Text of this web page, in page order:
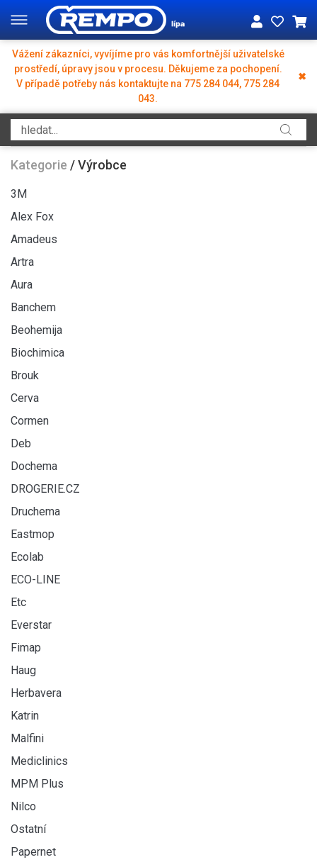
✖
Vážení zákazníci, vyvíjíme pro vás komfortnější uživatelské
prostředí, úpravy jsou v procesu. Děkujeme za pochopení.
V případě potřeby nás kontaktujte na 775 284 044, 775 284
043.
Kategorie /Výrobce
3M
Alex Fox
Amadeus
Artra
Aura
Banchem
Beohemija
Biochimica
Brouk
Cerva
Cormen
Deb
Dochema
DROGERIE.CZ
Druchema
Eastmop
Ecolab
ECO-LINE
Etc
Everstar
Fimap
Haug
Herbavera
Katrin
Malfini
Mediclinics
MPM Plus
Nilco
Ostatní
Papernet